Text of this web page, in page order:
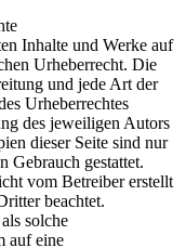
Inhalte und Werke auf
Urheberrecht. Die
und jede Art der
Urheberrechtes
des jeweiligen Autors
dieser Seite sind nur
Gebrauch gestattet.
vom Betreiber erstellt
beachtet.
solche
auf eine